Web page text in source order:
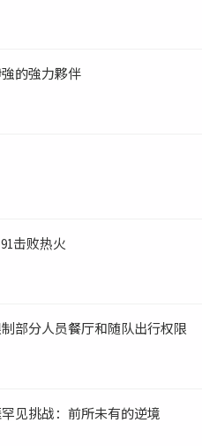
的強力夥伴
击败热火
部分人员餐厅和随队出行权限
见挑战：前所未有的逆境